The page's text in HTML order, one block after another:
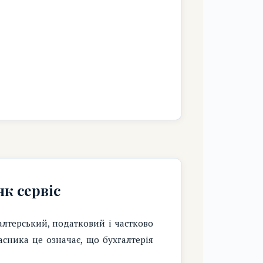
сервіс
податковий і частково
це означає, що бухгалтерія